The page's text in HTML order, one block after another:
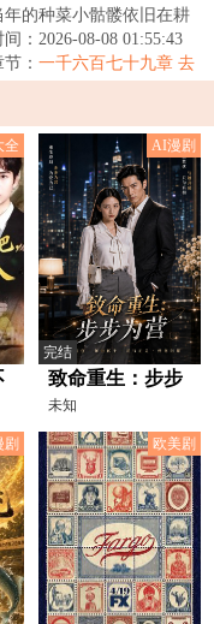
年的种菜小骷髅依旧在耕
的农场，直到召唤通道重
。“你们饿...
：2026-08-08 01:55:43
： 一千六百七十九章 去
全 AI漫剧
完结
致命重生：步步
为营
未知
剧 欧美剧